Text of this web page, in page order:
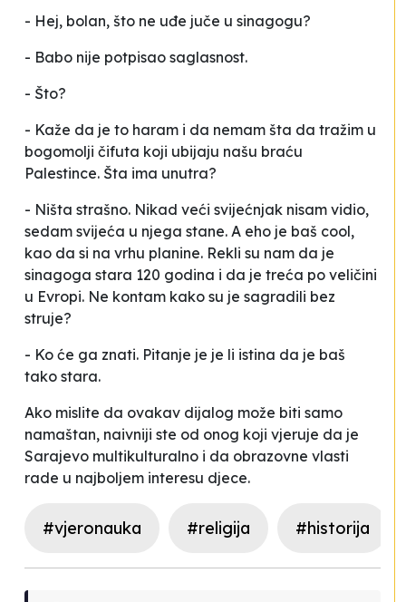
- Hej, bolan, što ne uđe juče u sinagogu?
- Babo nije potpisao saglasnost.
- Što?
- Kaže da je to haram i da nemam šta da tražim u
bogomolji čifuta koji ubijaju našu braću
Palestince. Šta ima unutra?
- Ništa strašno. Nikad veći svijećnjak nisam vidio,
sedam svijeća u njega stane. A eho je baš cool,
kao da si na vrhu planine. Rekli su nam da je
sinagoga stara 120 godina i da je treća po veličini
u Evropi. Ne kontam kako su je sagradili bez
struje?
- Ko će ga znati. Pitanje je je li istina da je baš
tako stara.
Ako mislite da ovakav dijalog može biti samo
namaštan, naivniji ste od onog koji vjeruje da je
Sarajevo multikulturalno i da obrazovne vlasti
rade u najboljem interesu djece.
#vjeronauka #religija #historija